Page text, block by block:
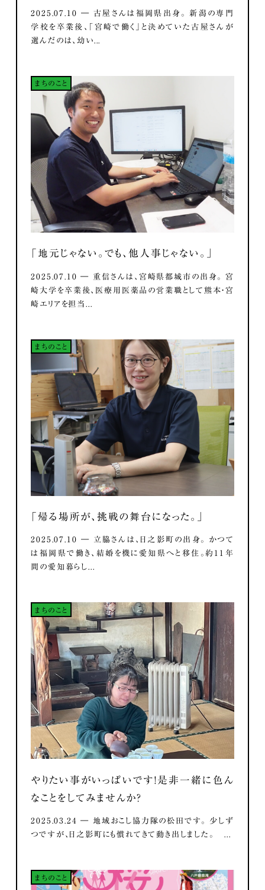
2025.07.10 ― 古屋さんは福岡県出身。 新潟の専門
学校を卒業後、「宮崎で働く」と決めていた古屋さんが
選んだのは、幼い...
まちのこと
「地元じゃない。でも、他人事じゃない。」
2025.07.10 ― 重信さんは、宮崎県都城市の出身。 宮
崎大学を卒業後、医療用医薬品の営業職として熊本・宮
崎エリアを担当...
まちのこと
「帰る場所が、挑戦の舞台になった。」
2025.07.10 ― 立脇さんは、日之影町の出身。 かつて
は福岡県で働き、結婚を機に愛知県へと移住。約11年
間の愛知暮らし...
まちのこと
やりたい事がいっぱいです！是非一緒に色ん
なことをしてみませんか？
2025.03.24 ― 地域おこし協力隊の松田です。 少しず
つですが、日之影町にも慣れてきて動き出しました。 ...
まちのこと